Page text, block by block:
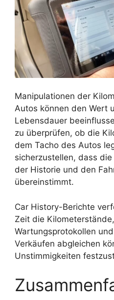
Manipulationen der
Autos können den Wert
Lebensdauer
zu überprüfen, ob die
dem Tacho des Autos
sicherzustellen, dass
der Historie und den
übereinstimmt.
Car History-Berichte
Zeit die
Wartungsprotokollen
Verkäufen abgleichen
Unstimmigkeiten